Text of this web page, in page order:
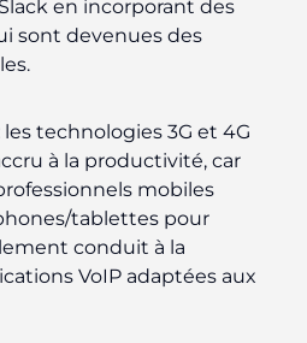
en incorporant des
sont devenues des
les technologies 3G et 4G
à la productivité, car
mobiles
tablettes pour
conduit à la
VoIP adaptées aux